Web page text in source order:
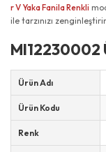
r V Yaka Fanila Renkli
ile tarzınızı
MI12230002
Ürün Adı
Ürün Kodu
Renk